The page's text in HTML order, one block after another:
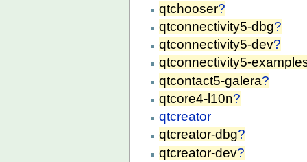
qtchooser?
qtconnectivity5-dbg?
qtconnectivity5-dev?
qtconnectivity5-
qtcontact5-galera?
qtcore4-l10n?
qtcreator
qtcreator-dbg?
qtcreator-dev?